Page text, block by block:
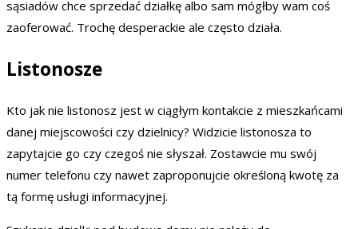
sąsiadów chce sprzedać działkę albo sam mógłby wam coś
zaoferować. Trochę desperackie ale często działa.
Listonosze
Kto jak nie listonosz jest w ciągłym kontakcie z mieszkańcami
danej miejscowości czy dzielnicy? Widzicie listonosza to
zapytajcie go czy czegoś nie słyszał. Zostawcie mu swój
numer telefonu czy nawet zaproponujcie określoną kwotę za
tą formę usługi informacyjnej.